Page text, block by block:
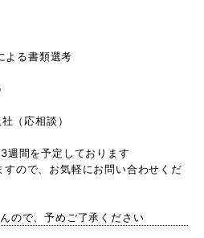
よる書類選考
（応相談）
間を予定しております
ので、お気軽にお問い合わせくだ
ので、予めご了承ください